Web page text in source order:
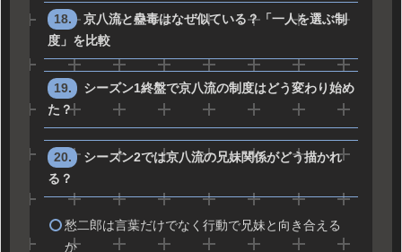
京八流と蠱毒はなぜ似ている？「一人を選ぶ制
度」を比較
シーズン1終盤で京八流の制度はどう変わり始め
た？
シーズン2では京八流の兄妹関係がどう描かれ
る？
愁二郎は言葉だけでなく行動で兄妹と向き合える
か